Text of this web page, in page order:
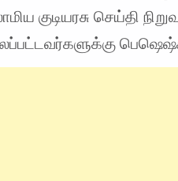
குடியரசு செய்தி